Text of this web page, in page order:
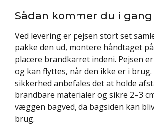
Sådan kommer du i gang
Ved levering er pejsen stort set
pakke den ud, montere håndtaget
placere brandkarret indeni. Pejsen
og kan flyttes, når den ikke er i brug.
sikkerhed anbefales det at holde
brandbare materialer og sikre 2–3
væggen bagved, da bagsiden kan
brug.